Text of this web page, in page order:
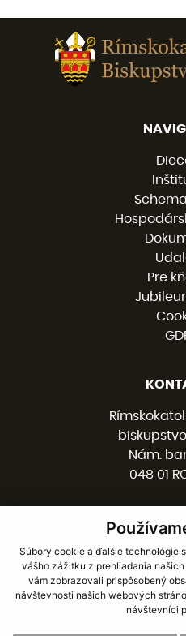
Súbory cookie a ďalšie technológie
vášho zážitku z prehliadania
vám zobrazovali prispôsobený
návštevnosti našich webových
návštevníci
Pre
Nám.
048 01
058 / 78